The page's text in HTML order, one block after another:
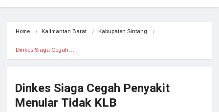
Home Kalimantan Barat Kabupaten Sintang
Dinkes Siaga Cegah…
Dinkes Siaga Cegah Penyakit
Menular Tidak KLB